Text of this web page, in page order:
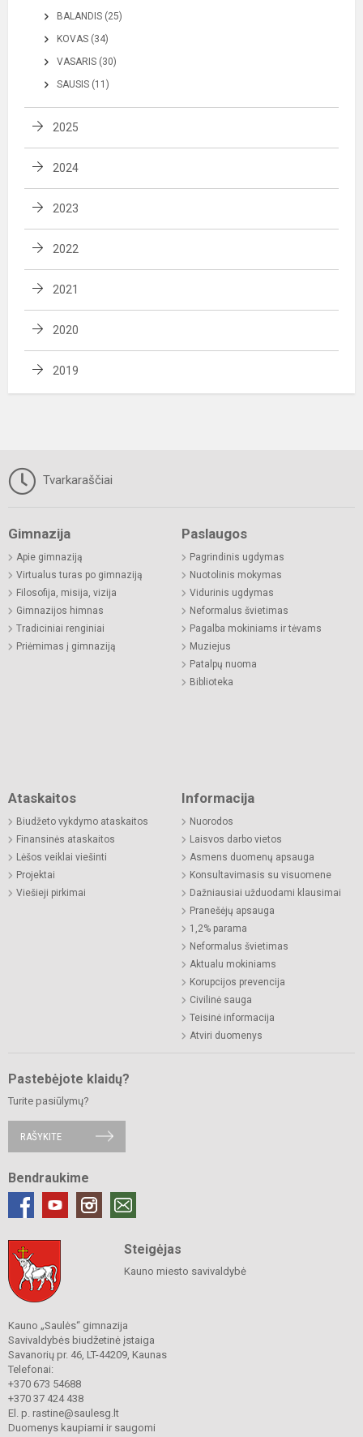
BALANDIS (25)
KOVAS (34)
VASARIS (30)
SAUSIS (11)
2025
2024
2023
2022
2021
2020
2019
Tvarkaraščiai
Gimnazija
Apie gimnaziją
Virtualus turas po gimnaziją
Filosofija, misija, vizija
Gimnazijos himnas
Tradiciniai renginiai
Priėmimas į gimnaziją
Paslaugos
Pagrindinis ugdymas
Nuotolinis mokymas
Vidurinis ugdymas
Neformalus švietimas
Pagalba mokiniams ir tėvams
Muziejus
Patalpų nuoma
Biblioteka
Ataskaitos
Biudžeto vykdymo ataskaitos
Finansinės ataskaitos
Lėšos veiklai viešinti
Projektai
Viešieji pirkimai
Informacija
Nuorodos
Laisvos darbo vietos
Asmens duomenų apsauga
Konsultavimasis su visuomene
Dažniausiai užduodami klausimai
Pranešėjų apsauga
1,2% parama
Neformalus švietimas
Aktualu mokiniams
Korupcijos prevencija
Civilinė sauga
Teisinė informacija
Atviri duomenys
Pastebėjote klaidų?
Turite pasiūlymų?
RAŠYKITE
Bendraukime
Steigėjas
Kauno miesto savivaldybė
Kauno „Saulės“ gimnazija
Savivaldybės biudžetinė įstaiga
Savanorių pr. 46, LT-44209, Kaunas
Telefonai:
+370 673 54688
+370 37 424 438
El. p. rastine@saulesg.lt
Duomenys kaupiami ir saugomi